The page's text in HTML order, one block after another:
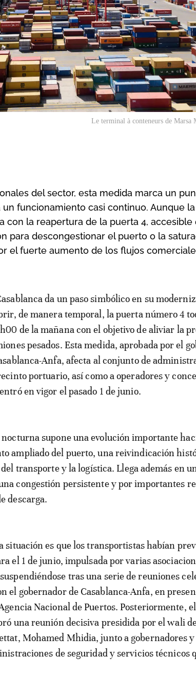
Le terminal à conteneurs de Marsa
del sector, esta medida marca un
funcionamiento casi continuo. Aunque
con la reapertura de la puerta 4,
para descongestionar el puerto o la
el fuerte aumento de los flujos
de manera temporal, la puerta número 4
de la mañana con el objetivo de aliviar la
pesados. Esta medida, aprobada por el
Anfa, afecta al conjunto de
portuario, así como a operadores y
en vigor el pasado 1 de junio.
supone una evolución importante
ampliado del puerto, una reivindicación
transporte y la logística. Llega además en
congestión persistente y por importantes
descarga.
situación es que los transportistas habían
el 1 de junio, impulsada por varias
tras una serie de reuniones
el gobernador de Casablanca-Anfa, en
Nacional de Puertos. Posteriormente,
una reunión decisiva presidida por el wali
Mohamed Mhidia, junto a gobernadores
de seguridad y servicios técnicos